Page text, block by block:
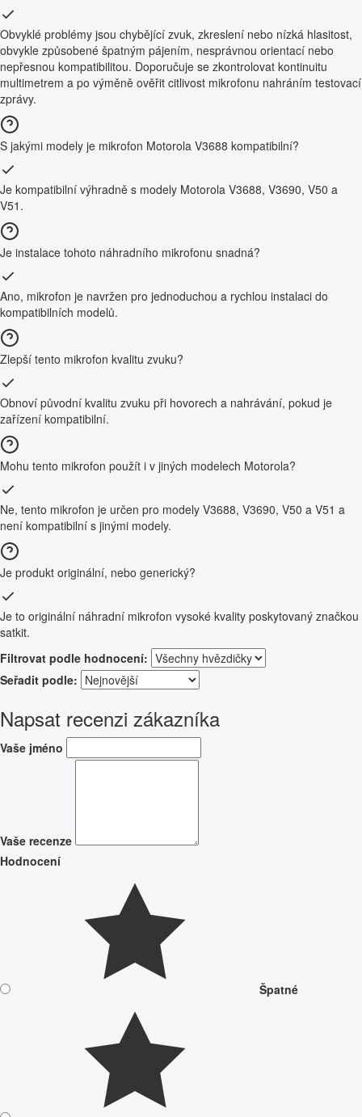
Obvyklé problémy jsou chybějící zvuk, zkreslení nebo nízká hlasitost,
obvykle způsobené špatným pájením, nesprávnou orientací nebo
nepřesnou kompatibilitou. Doporučuje se zkontrolovat kontinuitu
multimetrem a po výměně ověřit citlivost mikrofonu nahráním testovací
zprávy.
S jakými modely je mikrofon Motorola V3688 kompatibilní?
Je kompatibilní výhradně s modely Motorola V3688, V3690, V50 a
V51.
Je instalace tohoto náhradního mikrofonu snadná?
Ano, mikrofon je navržen pro jednoduchou a rychlou instalaci do
kompatibilních modelů.
Zlepší tento mikrofon kvalitu zvuku?
Obnoví původní kvalitu zvuku při hovorech a nahrávání, pokud je
zařízení kompatibilní.
Mohu tento mikrofon použít i v jiných modelech Motorola?
Ne, tento mikrofon je určen pro modely V3688, V3690, V50 a V51 a
není kompatibilní s jinými modely.
Je produkt originální, nebo generický?
Je to originální náhradní mikrofon vysoké kvality poskytovaný značkou
satkit.
Filtrovat podle hodnocení:
Seřadit podle:
Napsat recenzi zákazníka
Vaše jméno
Vaše recenze
Hodnocení
Špatné